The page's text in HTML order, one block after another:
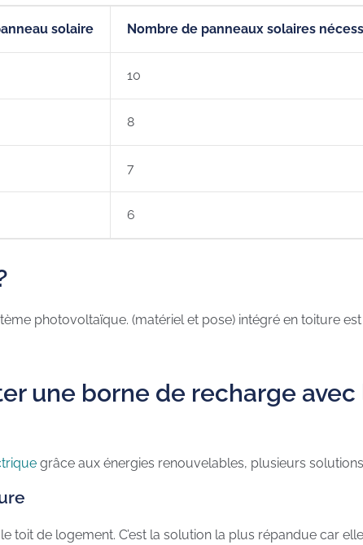
solaire Nombre de panneaux solaires
10
8
7
6
photovoltaïque. (matériel et pose) intégré en toiture
une borne de recharge avec
grâce aux énergies renouvelables, plusieurs
toit de logement. C’est la solution la plus répandue car